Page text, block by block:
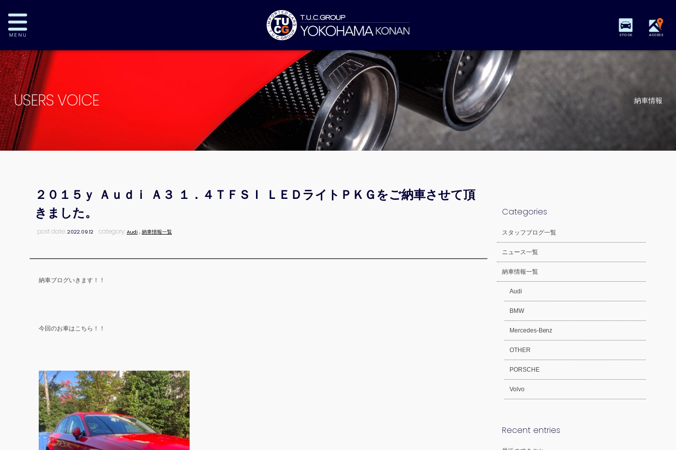
STOCK ACCESS
USERS VOICE 納車情報
２０１５ｙ Ａｕｄｉ Ａ３ １．４ＴＦＳＩ ＬＥＤライトＰＫＧをご納車させて頂
きました。
post date:2022.09.12 category: Audi , 納車情報一覧
納車ブログいきます！！
今回のお車はこちら！！
Categories
スタッフブログ一覧
ニュース一覧
納車情報一覧
Audi
BMW
Mercedes-Benz
OTHER
PORSCHE
Volvo
Recent entries